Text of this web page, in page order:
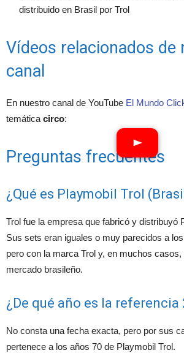
distribuido en Brasil por Trol
Vídeos relacionados de
canal
En nuestro canal de YouTube El Mundo
temática circo:
Preguntas frecuentes
¿Qué es Playmobil Trol
Trol fue la empresa que fabricó y distribuyó
Sus sets eran iguales o muy parecidos a
pero con la marca Trol y, en muchos
mercado brasileño.
¿De qué año es la referencia
No consta una fecha exacta, pero por sus
pertenece a los años 70 de Playmobil Trol.